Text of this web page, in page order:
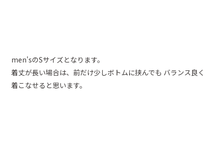
men'sのSサイズとなります。
着丈が長い場合は、前だけ少しボトムに挟んでも バランス良く
着こなせると思います。